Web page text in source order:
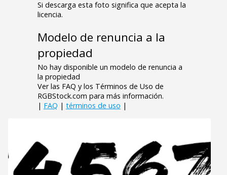
Si descarga esta foto significa que acepta la
licencia.
Modelo de renuncia a la
propiedad
No hay disponible un modelo de renuncia a
la propiedad
Ver las FAQ y los Términos de Uso de
RGBStock.com para más información.
| FAQ | términos de uso |